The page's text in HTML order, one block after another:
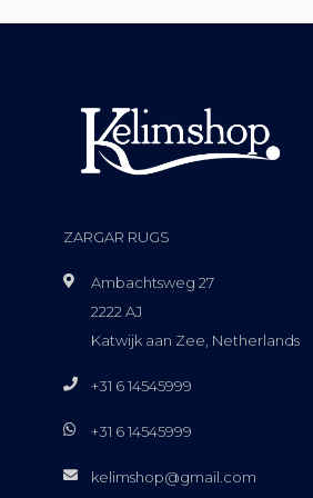
ZARGAR RUGS
Ambachtsweg 27
2222 AJ
Katwijk aan Zee, Netherlands
+31 6 14545999
+31 6 14545999
kelimshop@gmail.com